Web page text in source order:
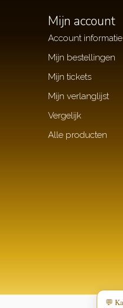
Mijn account
Account informatie
Mijn bestellingen
Mijn tickets
Mijn verlanglijst
Vergelijk
Alle producten